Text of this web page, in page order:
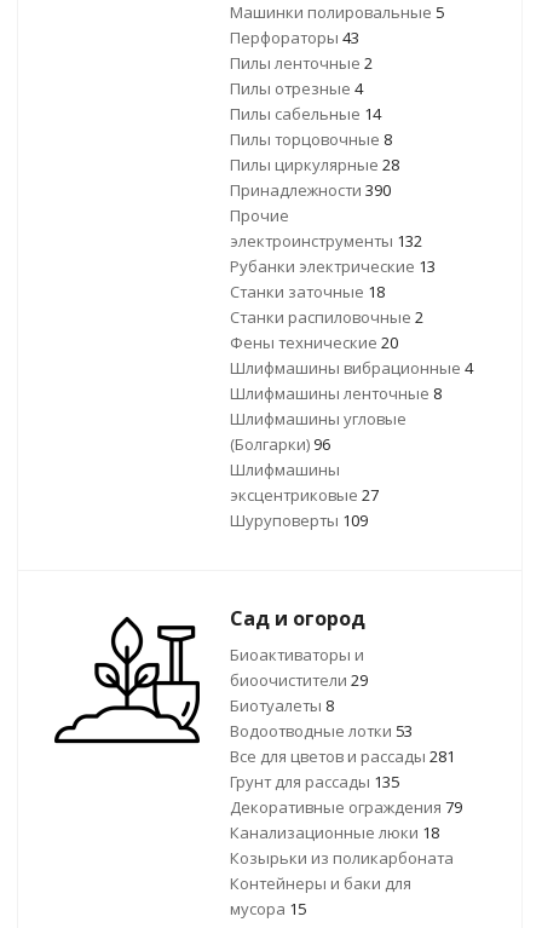
Машинки полировальные 5
Перфораторы 43
Пилы ленточные 2
Пилы отрезные 4
Пилы сабельные 14
Пилы торцовочные 8
Пилы циркулярные 28
Принадлежности 390
Прочие
электроинструменты 132
Рубанки электрические 13
Станки заточные 18
Станки распиловочные 2
Фены технические 20
Шлифмашины вибрационные 4
Шлифмашины ленточные 8
Шлифмашины угловые
(Болгарки) 96
Шлифмашины
эксцентриковые 27
Шуруповерты 109
Сад и огород
Биоактиваторы и
биоочистители 29
Биотуалеты 8
Водоотводные лотки 53
Все для цветов и рассады 281
Грунт для рассады 135
Декоративные ограждения 79
Канализационные люки 18
Козырьки из поликарбоната
Контейнеры и баки для
мусора 15